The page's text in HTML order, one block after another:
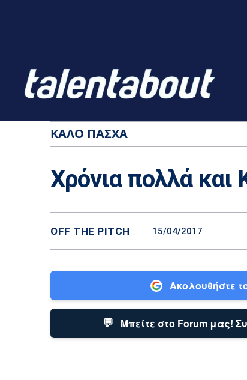
ΚΑΛΌ ΠΆΣΧΑ
Χρόνια πολλά και
OFF THE PITCH 15/04/2017
Ακολουθήστε
💬 Μπείτε στο Forum μας!